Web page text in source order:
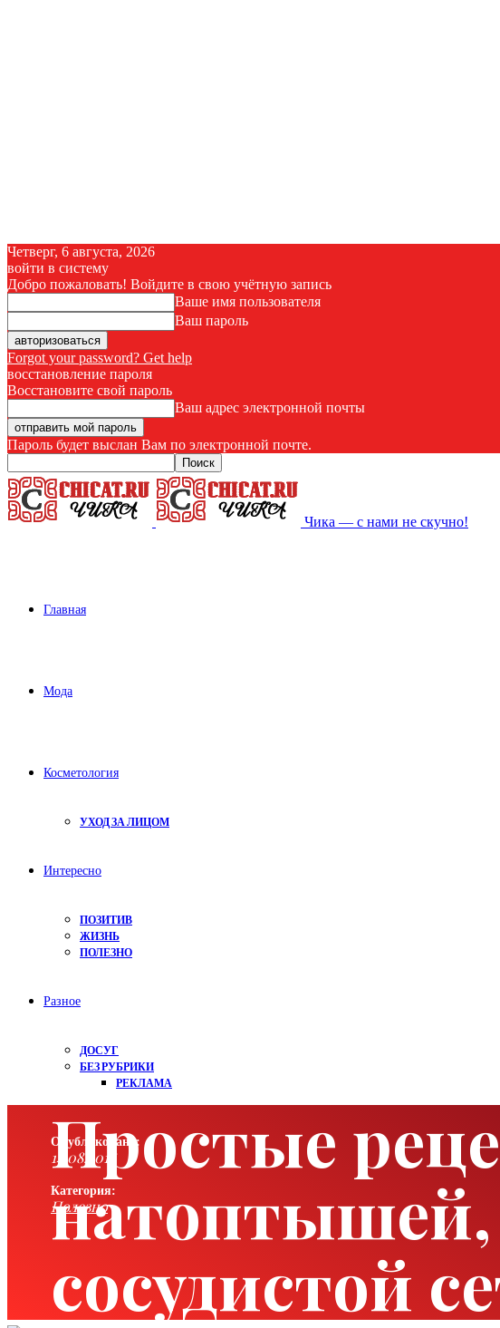
Четверг, 6 августа, 2026
войти в систему
Добро пожаловать! Войдите в свою учётную запись
Ваше имя пользователя
Ваш пароль
Forgot your password? Get help
восстановление пароля
Восстановите свой пароль
Ваш адрес электронной почты
Пароль будет выслан Вам по электронной почте.
Чика — с нами не скучно!
Главная
Мода
Косметология
УХОД ЗА ЛИЦОМ
Интересно
ПОЗИТИВ
ЖИЗНЬ
ПОЛЕЗНО
Разное
ДОСУГ
БЕЗ РУБРИКИ
РЕКЛАМА
Простые
сосудистой
Опубликовано:
14.08.2018
Категория:
Полезно